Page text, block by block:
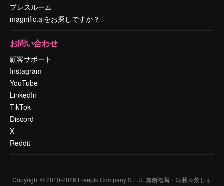
プレスルーム
magnific.aiをお探しですか？
お問い合わせ
顧客サポート
Instagram
YouTube
LinkedIn
TikTok
Discord
X
Reddit
Copyright © 2010-2026 Freepik Company S.L.U. 無断複写・転載を禁じま